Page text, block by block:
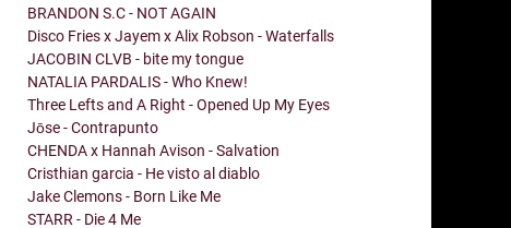
BRANDON S.C - NOT AGAIN
Disco Fries x Jayem x Alix Robson - Waterfalls
JACOBIN CLVB - bite my tongue
NATALIA PARDALIS - Who Knew!
Three Lefts and A Right - Opened Up My Eyes
Jōse - Contrapunto
CHENDA x Hannah Avison - Salvation
Cristhian garcia - He visto al diablo
Jake Clemons - Born Like Me
STARR - Die 4 Me